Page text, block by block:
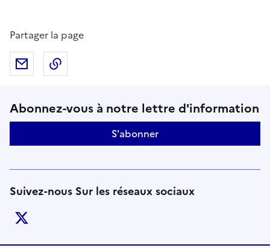
Partager la page
Partager par mail
Suivez-nous sur le réseaux
Abonnez-vous à notre lettre d'information
S'abonner
Suivez-nous Sur les réseaux sociaux